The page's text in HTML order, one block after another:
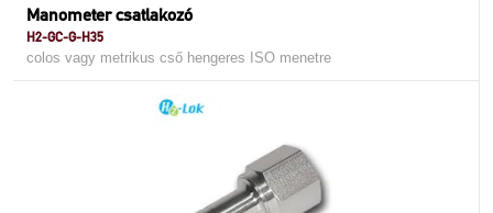
Manometer csatlakozó
H2-GC-G-H35
colos vagy metrikus cső hengeres ISO menetre